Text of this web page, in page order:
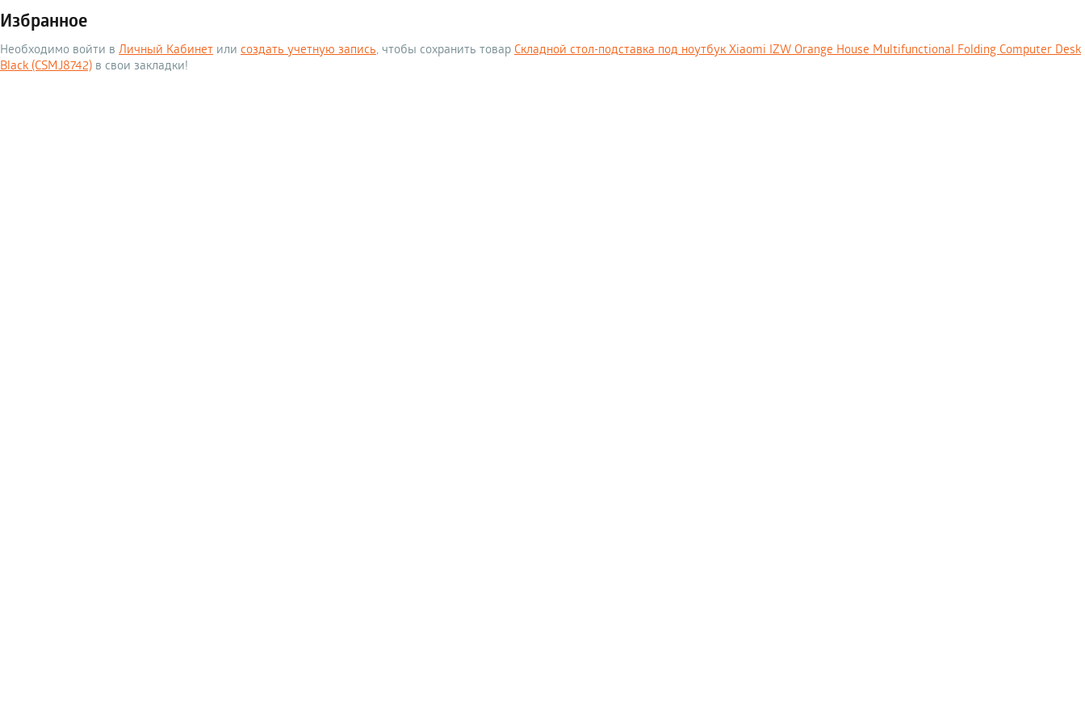
Избранное
Необходимо войти в Личный Кабинет или создать учетную запись, чтобы сохранить товар Складной стол-подставка под ноутбук Xiaomi IZW Orange House Multifunctional Folding Computer Desk
Black (CSMJ8742) в свои закладки!